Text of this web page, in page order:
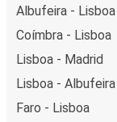
Albufeira - Lisboa
Coímbra - Lisboa
Lisboa - Madrid
Lisboa - Albufeira
Faro - Lisboa